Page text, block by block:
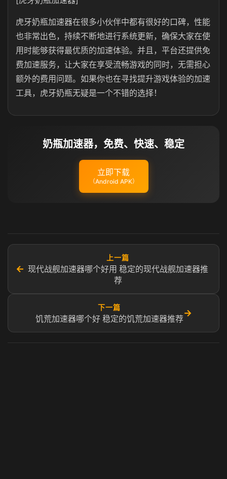
虎牙奶瓶加速器在很多小伙伴中都有很好的口碑，性能
也非常出色，持续不断地进行系统更新，确保大家在使
用时能够获得最优质的加速体验。并且，平台还提供免
费加速服务，让大家在享受流畅游戏的同时，无需担心
额外的费用问题。如果你也在寻找提升游戏体验的加速
工具，虎牙奶瓶无疑是一个不错的选择！
奶瓶加速器，免费、快速、稳定
立即下载
（Android APK）
←
上一篇
现代战舰加速器哪个好用 稳定的现代战舰加速器推
荐
下一篇
饥荒加速器哪个好 稳定的饥荒加速器推荐
→